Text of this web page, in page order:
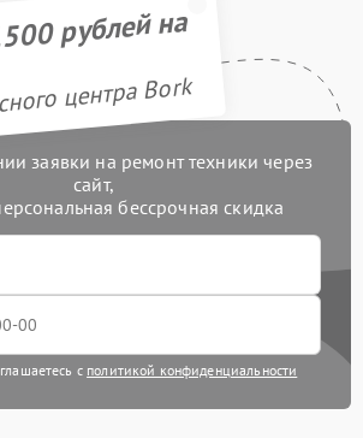
рублей на
центра Bork
заявки на ремонт техники через
сайт,
бессрочная скидка
с политикой конфиденциальности